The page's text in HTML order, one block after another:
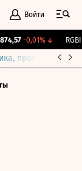
Войти
874,57 -0,01%↓ RGBI
прогнозы